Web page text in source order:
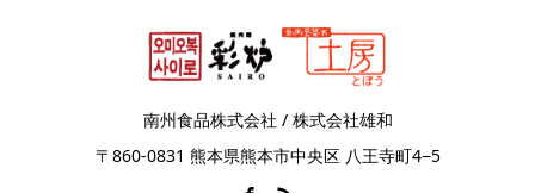
南州食品株式会社 / 株式会社雄和
〒860-0831 熊本県熊本市中央区 八王寺町4−5